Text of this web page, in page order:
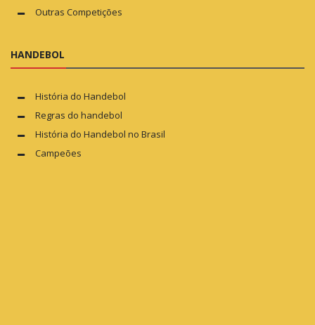
Outras Competições
HANDEBOL
História do Handebol
Regras do handebol
História do Handebol no Brasil
Campeões